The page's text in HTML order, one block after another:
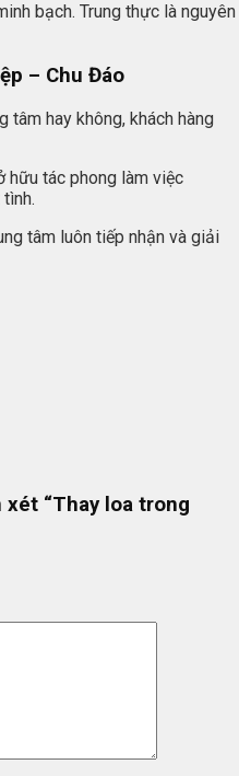
bạch. Trung thực là nguyên
– Chu Đáo
hay không, khách hàng
tác phong làm việc
tâm luôn tiếp nhận và giải
“Thay loa trong